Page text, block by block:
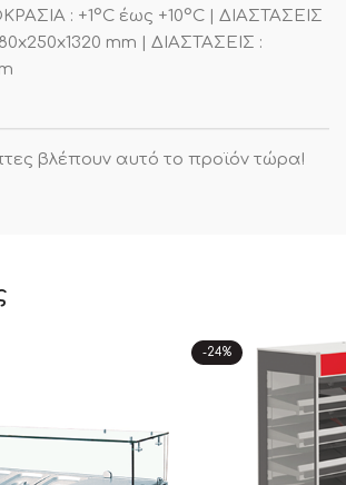
: +1°C έως +10°C | ΔΙΑΣΤΑΣΕΙΣ
mm | ΔΙΑΣΤΑΣΕΙΣ :
βλέπουν αυτό το προϊόν τώρα!
-24%